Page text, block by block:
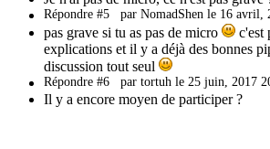
Répondre #5 par NomadShen le 16 avril,
pas grave si tu as pas de micro
c'est
explications et il y a déjà des bonnes
discussion tout seul
Répondre #6 par tortuh le 25 juin, 2017
Il y a encore moyen de participer ?